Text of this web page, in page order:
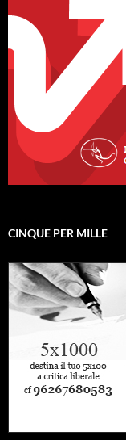
CINQUE PER MILLE